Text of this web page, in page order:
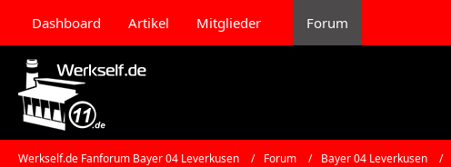
Dashboard Artikel Mitglieder Forum
Werkself.de Fanforum Bayer 04 Leverkusen Forum Bayer 04 Leverkusen